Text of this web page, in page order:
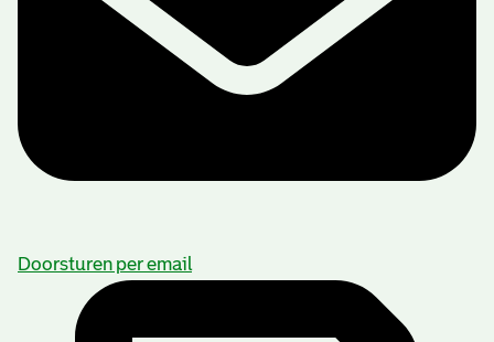
Doorsturen per email